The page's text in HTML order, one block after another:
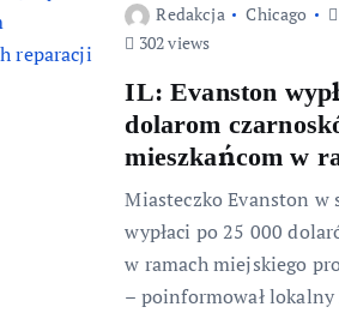
Redakcja Chicago
302 views
IL: Evanston
dolarom
mieszkańcom w
Miasteczko Evanston
wypłaci po 25 000
w ramach miejskiego
– poinformował